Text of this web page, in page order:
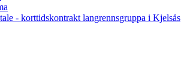
- korttidskontrakt langrennsgruppa i Kjelsås